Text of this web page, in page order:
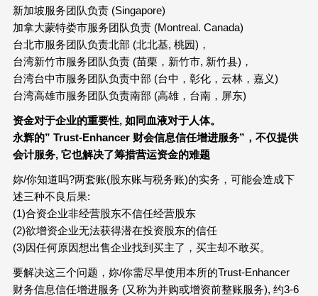
新加坡服务团队负责 (Singapore)
加拿大蒙特娄市服务团队负责 (Montreal. Canada)
台北市服务团队负责北部 (北北基, 桃园)，
台湾新竹市服务团队负责 (苗栗，新竹市, 新竹县)，
台湾台中市服务团队负责中部 (台中，彰化，云林，嘉义)
台湾高雄市服务团队负责南部 (高雄，台南，屏东)
资金对于企业的重要性, 如同血液对于人体。
永辉的” Trust-Enhancer 财会信息信任增进服务” ，不仅提供
会计服务, 它也解决了筹措营运资金的难题
妳/你知道吗?两套账(股东账与税务账)的实务，可能会造成下
述三种不良后果:
(1)合资企业非经营股东不信任经营股东
(2)欲增资企业无法获得潜在投资股东的信任
(3)因任何原因想出售企业找到买主了，买主却不敢买。
要解决这三个问题，妳/你需尽早使用本所的Trust-Enhancer
财务信息信任增进服务 (又称为并购或增资前整账服务), 约3-6